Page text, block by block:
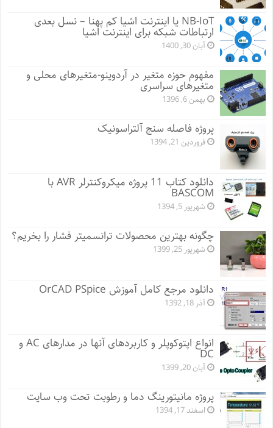
NB-IoT یا اینترنت اشیا کم پهنا – نسل بعدی
ارتباطات شبکه برای اینترنت اشیا
آبان 30, 1400
مفهوم حوزه متغیر در آردوینو-متغیرهای محلی و
متغیرهای سراسری
بهمن 6, 1396
پروژه فاصله سنج آلتراسونیک
فروردین 21, 1394
دانلود کتاب 11 پروژه میکروکنترلر AVR با
BASCOM
شهریور 5, 1394
چگونه بهترین محصولات ترانسمیتر فشار را بخریم؟
شهریور 25, 1399
دانلود مرجع کامل آموزش OrCAD PSpice
آذر 18, 1392
انواع اپتوکوپلر و کاربردهای آنها در مدارهای AC و
DC
آبان 20, 1399
پروژه مانيتورينگ دما و رطوبت تحت وب سایت
اسفند 17, 1394